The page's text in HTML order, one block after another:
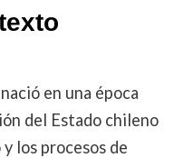
en una época
del Estado chileno
los procesos de